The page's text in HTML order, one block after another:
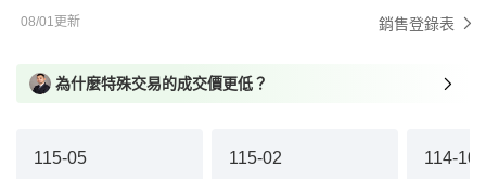
08/01更新 銷售登錄表
為什麼特殊交易的成交價更低？
115-05 115-02 114-10